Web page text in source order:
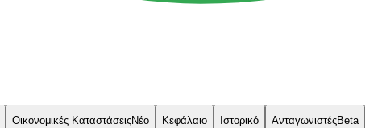
Οικονομικές ΚαταστάσειςΝέο Κεφάλαιο Ιστορικό ΑνταγωνιστέςBeta